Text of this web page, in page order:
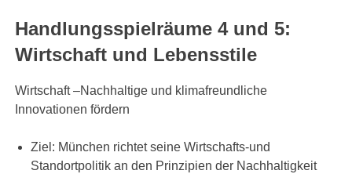
Handlungsspielräume 4 und 5:
Wirtschaft und Lebensstile
Wirtschaft –Nachhaltige und klimafreundliche
Innovationen fördern
Ziel: München richtet seine Wirtschafts-und
Standortpolitik an den Prinzipien der Nachhaltigkeit